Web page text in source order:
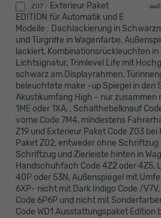
Z07 auf
Exterieur Paket
EDITION für Automatik und E
Modelle : Dachlackierung in
und Türgriffe in Wagenfarbe,
lackiert, Kombinationsrückleuchten
Lichtsignatur, Trimlevel Life mit
schwarz am Displayrahmen,
beleuchtete make -up Spiegel in den
Akustikumfang High - nur zusammen
1ME oder 1XA, , Schalthebelknauf
vorne Code 7M4, mindestens
Z19 und Exterieur Paket Code Z03 bei
Paket Z02, entweder ohne Schriftzug
Schriftzug und Zierleiste hinten in
Handschuhfach Code 4Z2 oder 4Z5,
40P oder 53N, Außenspiegel mit
6XP- nicht mit Dark Indigo Code /
Code 6P6P und nicht mit
Code WD1 Ausstattungspaket Edition